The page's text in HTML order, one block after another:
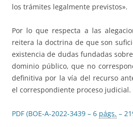
los trámites legalmente previstos».
Por lo que respecta a las
reitera la doctrina de que son
existencia de dudas fundadas
dominio público, que no
definitiva por la vía del recurso
el correspondiente proceso judicial.
PDF (BOE-A-2022-3439 – 6 págs. –